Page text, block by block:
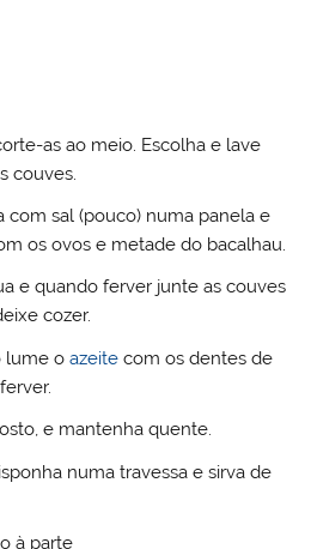
as ao meio. Escolha e lave
couves.
com sal (pouco) numa panela e
os ovos e metade do bacalhau.
e quando ferver junte as couves
cozer.
lume oazeite com os dentes de
e mantenha quente.
numa travessa e sirva de
à parte